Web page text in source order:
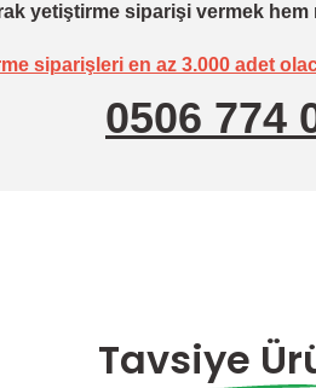
yetiştirme siparişi vermek hem
siparişleri en az 3.000 adet
0506 774
Tavsiye